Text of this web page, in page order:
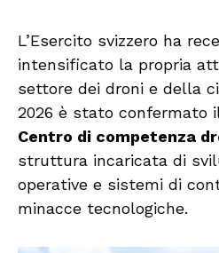
L’Esercito svizzero ha
intensificato la propria
settore dei droni e della
2026 è stato confermato
Centro di competenza
struttura incaricata di
operative e sistemi di
minacce tecnologiche.